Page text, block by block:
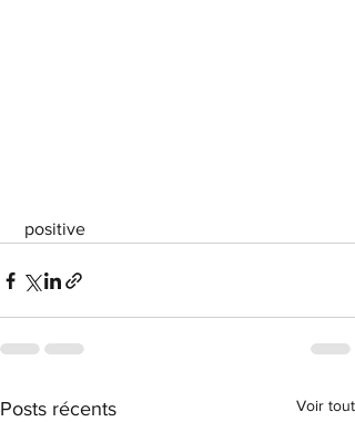
positive
Posts récents Voir tout